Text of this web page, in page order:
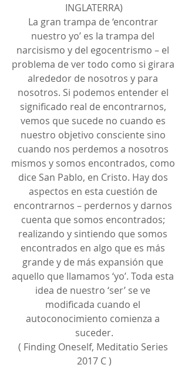
INGLATERRA)
La gran trampa de ‘encontrar
nuestro yo’ es la trampa del
narcisismo y del egocentrismo – el
problema de ver todo como si girara
alrededor de nosotros y para
nosotros. Si podemos entender el
significado real de encontrarnos,
vemos que sucede no cuando es
nuestro objetivo consciente sino
cuando nos perdemos a nosotros
mismos y somos encontrados, como
dice San Pablo, en Cristo. Hay dos
aspectos en esta cuestión de
encontrarnos – perdernos y darnos
cuenta que somos encontrados;
realizando y sintiendo que somos
encontrados en algo que es más
grande y de más expansión que
aquello que llamamos ‘yo’. Toda esta
idea de nuestro ‘ser’ se ve
modificada cuando el
autoconocimiento comienza a
suceder.
( Finding Oneself, Meditatio Series
2017 C )